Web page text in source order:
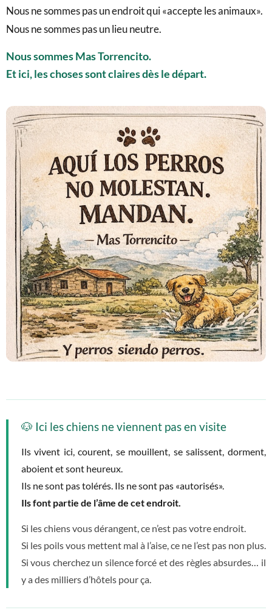
Nous ne sommes pas un endroit qui «accepte les animaux».
Nous ne sommes pas un lieu neutre.
Nous sommes Mas Torrencito.
Et ici, les choses sont claires dès le départ.
🐶 Ici les chiens ne viennent pas en visite
Ils vivent ici, courent, se mouillent, se salissent, dorment,
aboient et sont heureux.
Ils ne sont pas tolérés. Ils ne sont pas «autorisés».
Ils font partie de l’âme de cet endroit.
Si les chiens vous dérangent, ce n’est pas votre endroit.
Si les poils vous mettent mal à l’aise, ce ne l’est pas non plus.
Si vous cherchez un silence forcé et des règles absurdes… il
y a des milliers d’hôtels pour ça.